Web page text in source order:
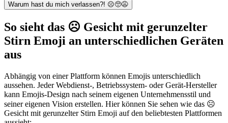
Warum hast du mich verlassen?! ☹️🥺😩
So sieht das ☹️ Gesicht mit gerunzelter
Stirn Emoji an unterschiedlichen Geräten
aus
Abhängig von einer Plattform können Emojis unterschiedlich
aussehen. Jeder Webdienst-, Betriebssystem- oder Gerät-Hersteller
kann Emojis-Design nach seinem eigenen Unternehmensstil und
seiner eigenen Vision erstellen. Hier können Sie sehen wie das ☹️
Gesicht mit gerunzelter Stirn Emoji auf den beliebtesten Plattformen